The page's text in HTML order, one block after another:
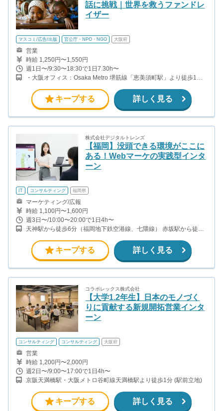
話に挑戦｜世界を救うファンドレ
イザー
マスコミ/広告/出版 官公庁・NPO・NGO 大阪府
営業
時給 1,250円〜1,550円
週1日〜/9:30〜18:30で1日7.30h〜
・大阪オフィス：Osaka Metro 堺筋線「恵美須町駅」より徒歩1分
の最寄り駅から90分以内の駅前やショッピングセンター等
キープする 詳しく見る
株式会社デジタルトレンズ
【福岡】没頭できる環境がここに
ある！Webマーケの実践型インタ
ーン
IT コンサルティング 福岡県
マーケティング/広報
時給 1,100円〜1,600円
週3日〜/10:00〜20:00で1日4h〜
天神駅から徒歩6分（福岡地下鉄空港線、七隈線） 赤坂駅から徒歩
天神大牟田線）
キープする 詳しく見る
コラボレックス株式会社
【大学1.2年生】日本のモノづく
りに貢献する新規開拓営業インタ
ーン
コンサルティング コンサルティング 大阪府
営業
時給 1,200円〜2,000円
週2日〜/9:00〜17:00で1日4h〜
京阪天満橋駅・大阪メトロ谷町線天満橋駅より徒歩1分 (駅前立地)
キープする 詳しく見る